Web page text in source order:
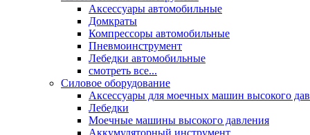
Аксессуары автомобильные
Домкраты
Компрессоры автомобильные
Пневмоинструмент
Лебедки автомобильные
смотреть все...
Силовое оборудование
Аксессуары для моечных машин высокого
Лебедки
Моечные машины высокого давления
Аккумуляторный инструмент